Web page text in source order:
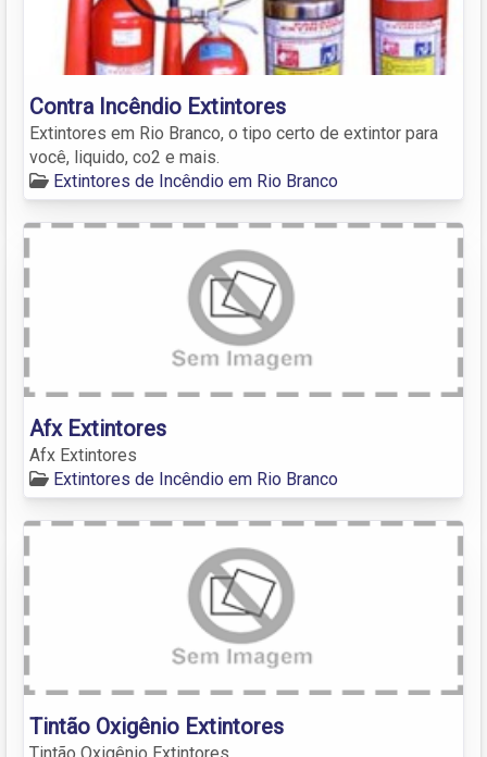
Contra Incêndio Extintores
Extintores em Rio Branco, o tipo certo de extintor para
você, liquido, co2 e mais.
Extintores de Incêndio em Rio Branco
Afx Extintores
Afx Extintores
Extintores de Incêndio em Rio Branco
Tintão Oxigênio Extintores
Tintão Oxigênio Extintores